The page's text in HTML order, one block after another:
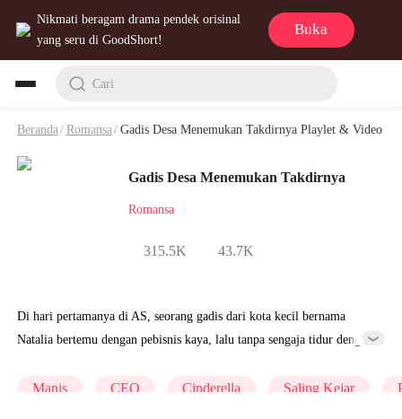
Nikmati beragam drama pendek orisinal
yang seru di GoodShort!
Buka
Cari
Beranda /Romansa /Gadis Desa Menemukan Takdirnya Playlet & Video
Gadis Desa Menemukan Takdirnya
Romansa
315.5K 43.7K
Di hari pertamanya di AS, seorang gadis dari kota kecil bernama
Natalia bertemu dengan pebisnis kaya, lalu tanpa sengaja tidur dengan
bahwa teman baiknya yang bernama Juana mencuri identitasnya untuk
Manis CEO Cinderella Saling Kejar